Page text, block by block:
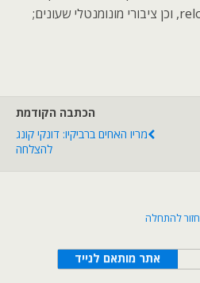
מערכות זמן, התעשייה relojeria, וכן ציבורי מונומנטלי שעונים;
הכתבה הקודמת
מריו האחים ברביקיו: דונקי קונג
להצלחה
חזור להתחלה
אתר מותאם לנייד